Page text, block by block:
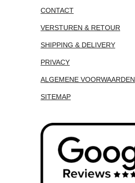
CONTACT
VERSTUREN & RETOUR
SHIPPING & DELIVERY
PRIVACY
ALGEMENE VOORWAARDEN
SITEMAP